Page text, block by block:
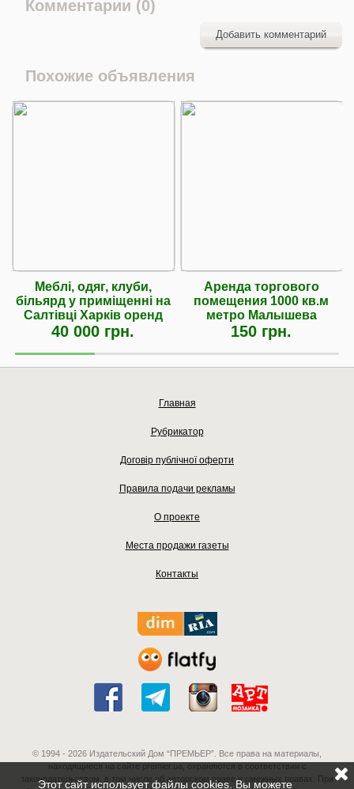
Комментарии (0)
Добавить комментарий
Похожие объявления
Меблі, одяг, клуби,
більярд у приміщенні на
Салтівці Харків оренд
40 000 грн.
Аренда торгового
помещения 1000 кв.м
метро Малышева
150 грн.
Главная
Рубрикатор
Договір публічної оферти
Правила подачи рекламы
О проекте
Места продажи газеты
Контакты
© 1994 - 2026 Издательский Дом “ПРЕМЬЕР”. Все права на материалы,
находящиеся на сайте premier.ua, охраняются в соответствии с
законодательством, в том числе об авторском праве и смежных правах. При
Этот сайт использует файлы cookies. Вы можете